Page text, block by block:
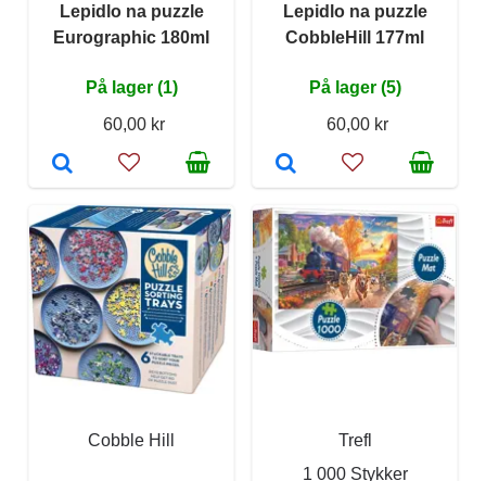
Lepidlo na puzzle
Eurographic 180ml
På lager (1)
60,00 kr
Lepidlo na puzzle
CobbleHill 177ml
På lager (5)
60,00 kr
Cobble Hill
Trefl
1 000 Stykker